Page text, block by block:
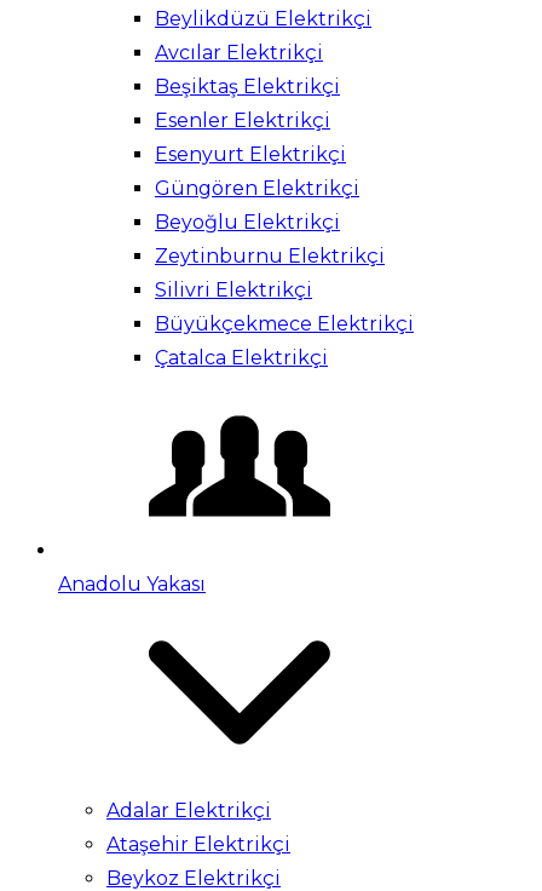
Beylikdüzü Elektrikçi
Avcılar Elektrikçi
Beşiktaş Elektrikçi
Esenler Elektrikçi
Esenyurt Elektrikçi
Güngören Elektrikçi
Beyoğlu Elektrikçi
Zeytinburnu Elektrikçi
Silivri Elektrikçi
Büyükçekmece Elektrikçi
Çatalca Elektrikçi
Anadolu Yakası
Adalar Elektrikçi
Ataşehir Elektrikçi
Beykoz Elektrikçi